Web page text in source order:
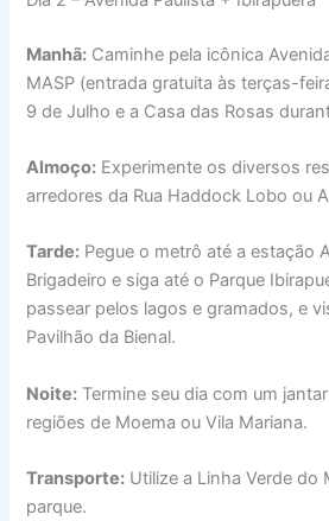
Manhã: Caminhe pela icônica
MASP (entrada gratuita às terças-
9 de Julho e a Casa das Rosas
Almoço: Experimente os diversos
arredores da Rua Haddock Lobo ou
Tarde: Pegue o metrô até a estação
Brigadeiro e siga até o Parque
passear pelos lagos e gramados, e
Pavilhão da Bienal.
Noite: Termine seu dia com um
regiões de Moema ou Vila Mariana.
Transporte: Utilize a Linha Verde do
parque.